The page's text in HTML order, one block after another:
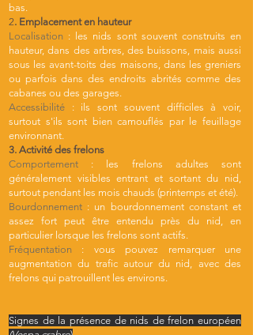
bas.
2. Emplacement en hauteur
Localisation : les nids sont souvent construits en
hauteur, dans des arbres, des buissons, mais aussi
sous les avant-toits des maisons, dans les greniers
ou parfois dans des endroits abrités comme des
cabanes ou des garages.
Accessibilité : ils sont souvent difficiles à voir,
surtout s'ils sont bien camouflés par le feuillage
environnant.
3. Activité des frelons
Comportement : les frelons adultes sont
généralement visibles entrant et sortant du nid,
surtout pendant les mois chauds (printemps et été).
Bourdonnement : un bourdonnement constant et
assez fort peut être entendu près du nid, en
particulier lorsque les frelons sont actifs.
Fréquentation : vous pouvez remarquer une
augmentation du trafic autour du nid, avec des
frelons qui patrouillent les environs.
Signes de la présence de nids de frelon européen